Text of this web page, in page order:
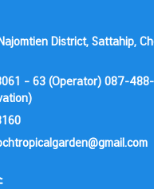
District, Sattahip,
– 63 (Operator) 087-